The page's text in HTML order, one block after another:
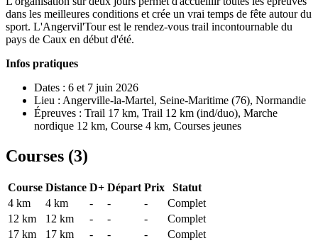
dans les meilleures conditions et crée un vrai temps de fête autour du
sport. L'Angervil'Tour est le rendez-vous trail incontournable du
pays de Caux en début d'été.
Infos pratiques
Dates : 6 et 7 juin 2026
Lieu : Angerville-la-Martel, Seine-Maritime (76), Normandie
Épreuves : Trail 17 km, Trail 12 km (ind/duo), Marche
nordique 12 km, Course 4 km, Courses jeunes
Courses (3)
Course Distance D+ Départ Prix
Statut
4 km
4 km - - -
Complet
12 km
12 km - - -
Complet
17 km
17 km - - - Complet